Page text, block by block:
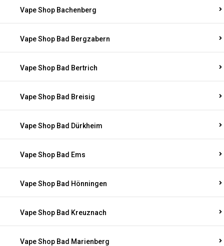
Vape Shop Bachenberg
Vape Shop Bad Bergzabern
Vape Shop Bad Bertrich
Vape Shop Bad Breisig
Vape Shop Bad Dürkheim
Vape Shop Bad Ems
Vape Shop Bad Hönningen
Vape Shop Bad Kreuznach
Vape Shop Bad Marienberg